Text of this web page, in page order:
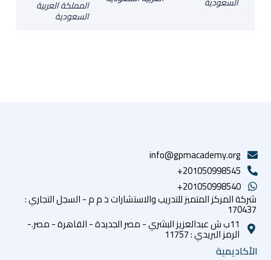
المملكة العربية
السعودية
info@gpmacademy.org
201050998545+
201050998540+
شركة المركز المتميز للتدريب والاستشارات ذ م م - السجل التجاري :
170437
11ب ش عبدالعزيز البشري - مصر الجديدة - القاهرة - مصر.-
الرمز البريدي : 11757
الأكاديمية